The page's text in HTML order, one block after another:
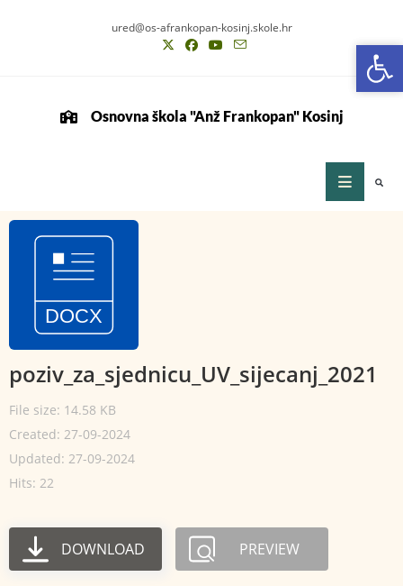
ured@os-afrankopan-kosinj.skole.hr
Osnovna škola "Anž Frankopan" Kosinj
poziv_za_sjednicu_UV_sijecanj_2021
File size: 14.58 KB
Created: 27-09-2024
Updated: 27-09-2024
Hits: 22
DOWNLOAD PREVIEW